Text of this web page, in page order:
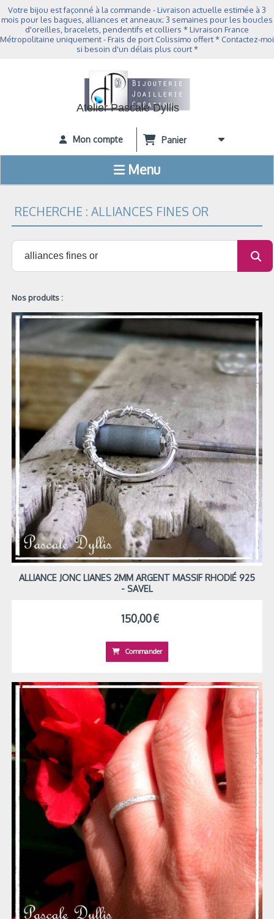
Votre bijou est façonné à la commande - Livraison actuelle estimée à 3
mois pour les bagues, alliances et anneaux; 3 semaines pour les boucles
d'oreilles, bracelets, pendentifs et colliers * Livraison France
Métropolitaine uniquement - Frais de port Colissimo offert * Contactez-moi
si besoin d'un délais plus court *
Atelier Pascale Dyllis
Mon compte Panier
Menu
RECHERCHE : ALLIANCES FINES OR
Nos produits :
ALLIANCE JONC LIANES 2MM ARGENT MASSIF RHODIÉ 925
- SAVEL
150,00€
Commander
Panneau de gestion des cookies